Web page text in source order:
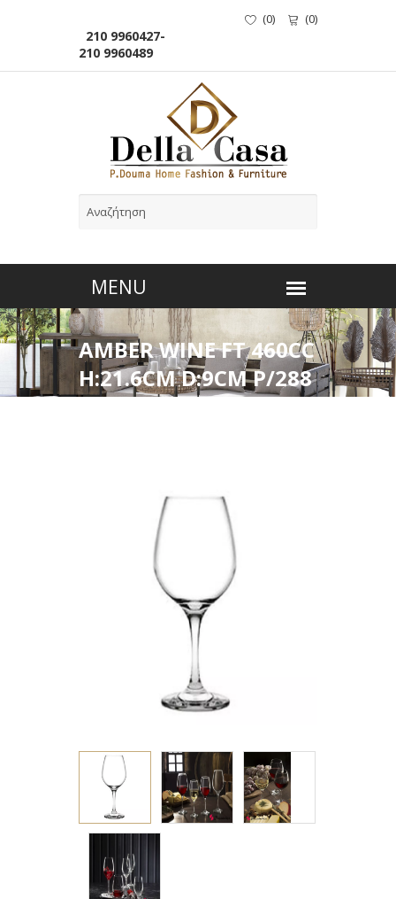
210 9960427-
210 9960489
(0) (0)
AMBER WINE FT 460CC
H:21.6CM D:9CM P/288
SB3.OB24. (sm)